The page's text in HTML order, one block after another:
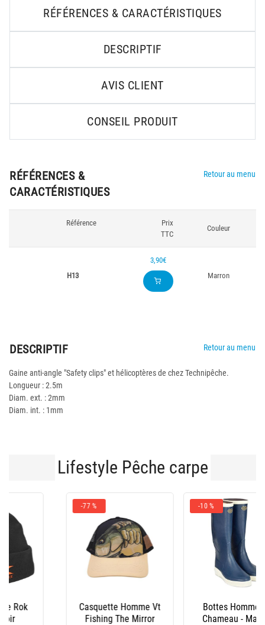
RÉFÉRENCES & CARACTÉRISTIQUES
DESCRIPTIF
AVIS CLIENT
CONSEIL PRODUIT
RÉFÉRENCES &
CARACTÉRISTIQUES
Retour au menu
Référence
Prix
TTC
Couleur
H13
3,90€
Marron
DESCRIPTIF Retour au menu
Gaine anti-angle "Safety clips" et hélicoptères de chez Technipêche.
Longueur : 2.5m
Diam. ext. : 2mm
Diam. int. : 1mm
Lifestyle Pêche carpe
Bottes Homme Le
Chameau - Marine
Salopette Xm Ocean